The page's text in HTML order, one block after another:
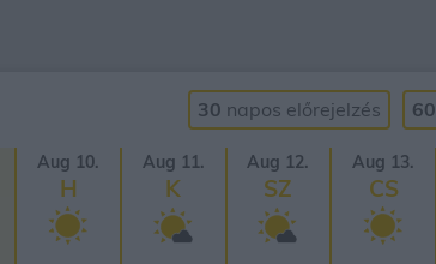
30 napos előrejelzés 60
Aug 10.
H
Aug 11.
K
Aug 12.
SZ
Aug 13.
CS